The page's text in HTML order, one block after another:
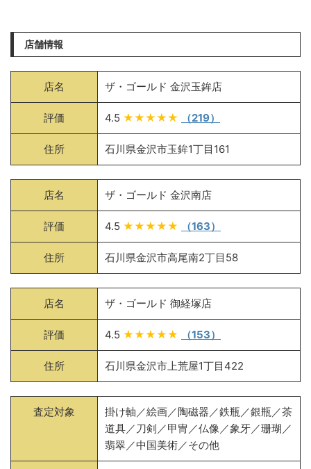
店舗情報
店名 ザ・ゴールド 金沢玉鉾店
評価 4.5 ★★★★★ （219）
住所 石川県金沢市玉鉾1丁目161
店名 ザ・ゴールド 金沢南店
評価 4.5 ★★★★★ （163）
住所 石川県金沢市高尾南2丁目58
店名 ザ・ゴールド 御経塚店
評価 4.5 ★★★★★ （153）
住所 石川県金沢市上荒屋1丁目422
査定対象
掛け軸／絵画／陶磁器／鉄瓶／銀瓶／茶
道具／刀剣／甲冑／仏像／象牙／珊瑚／
翡翠／中国美術／その他